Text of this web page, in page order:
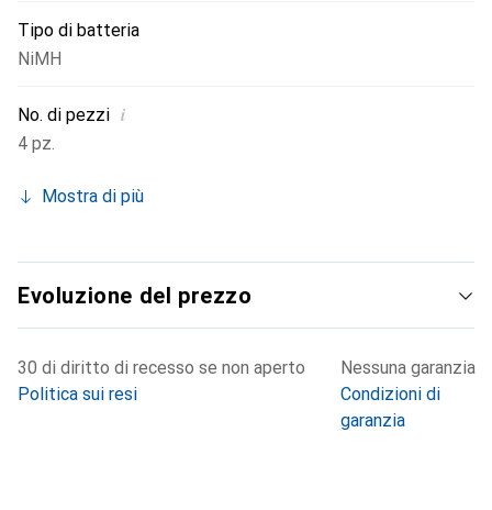
Tipo di batteria
NiMH
No. di pezzi i
4 pz.
Mostra di più
Evoluzione del prezzo
30 di diritto di recesso se non aperto
Politica sui resi
Nessuna garanzia
Condizioni di
garanzia